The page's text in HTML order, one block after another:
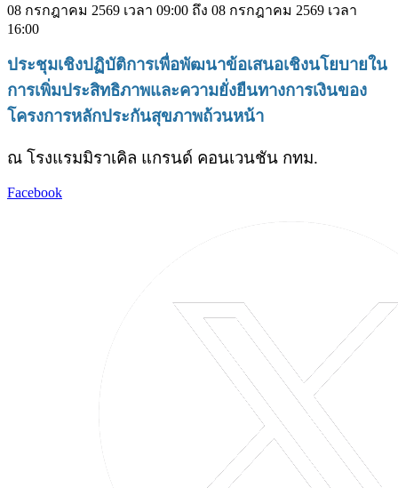
08 กรกฎาคม 2569 เวลา 09:00 ถึง 08 กรกฎาคม 2569 เวลา
16:00
ประชุมเชิงปฏิบัติการเพื่อพัฒนาข้อเสนอเชิงนโยบายใน
การเพิ่มประสิทธิภาพและความยั่งยืนทางการเงินของ
โครงการหลักประกันสุขภาพถ้วนหน้า
ณ โรงแรมมิราเคิล แกรนด์ คอนเวนชัน กทม.
Facebook